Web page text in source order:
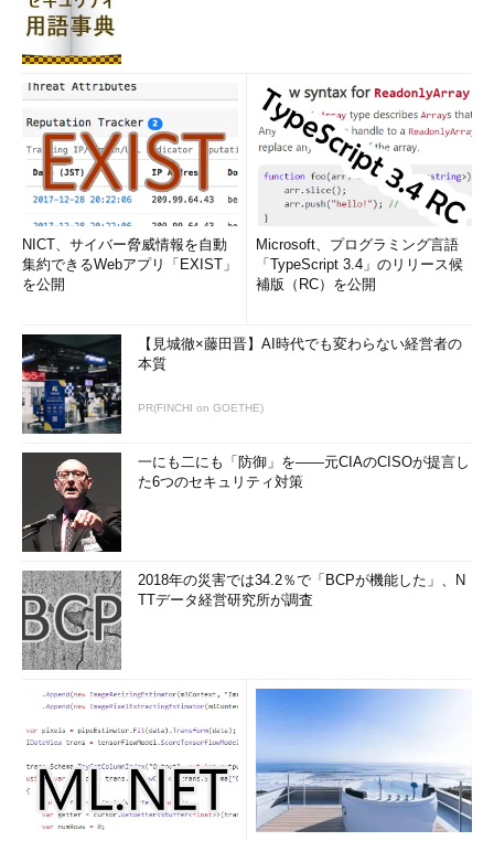
NICT、サイバー脅威情報を自動
集約できるWebアプリ「EXIST」
を公開
Microsoft、プログラミング言語
「TypeScript 3.4」のリリース候
補版（RC）を公開
【見城徹×藤田晋】AI時代でも変わらない経営者の
本質
PR(FINCHI on GOETHE)
一にも二にも「防御」を――元CIAのCISOが提言し
た6つのセキュリティ対策
2018年の災害では34.2％で「BCPが機能した」、N
TTデータ経営研究所が調査